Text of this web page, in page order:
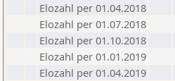
Elozahl per 01.04.2018
Elozahl per 01.07.2018
Elozahl per 01.10.2018
Elozahl per 01.01.2019
Elozahl per 01.04.2019